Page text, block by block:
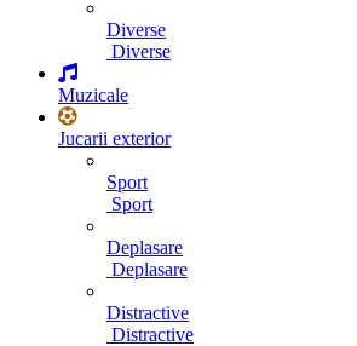
Diverse
Diverse
Muzicale
Jucarii exterior
Sport
Sport
Deplasare
Deplasare
Distractive
Distractive